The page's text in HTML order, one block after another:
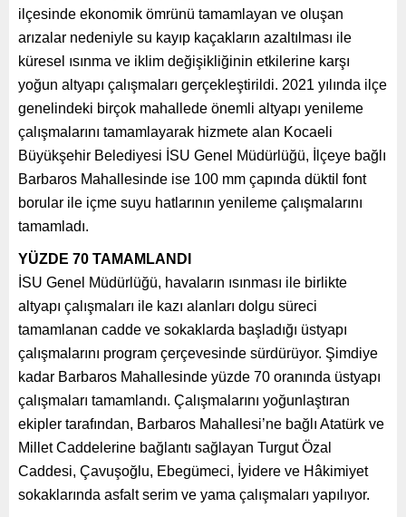
ilçesinde ekonomik ömrünü tamamlayan ve oluşan
arızalar nedeniyle su kayıp kaçakların azaltılması ile
küresel ısınma ve iklim değişikliğinin etkilerine karşı
yoğun altyapı çalışmaları gerçekleştirildi. 2021 yılında ilçe
genelindeki birçok mahallede önemli altyapı yenileme
çalışmalarını tamamlayarak hizmete alan Kocaeli
Büyükşehir Belediyesi İSU Genel Müdürlüğü, İlçeye bağlı
Barbaros Mahallesinde ise 100 mm çapında düktil font
borular ile içme suyu hatlarının yenileme çalışmalarını
tamamladı.
YÜZDE 70 TAMAMLANDI
İSU Genel Müdürlüğü, havaların ısınması ile birlikte
altyapı çalışmaları ile kazı alanları dolgu süreci
tamamlanan cadde ve sokaklarda başladığı üstyapı
çalışmalarını program çerçevesinde sürdürüyor. Şimdiye
kadar Barbaros Mahallesinde yüzde 70 oranında üstyapı
çalışmaları tamamlandı. Çalışmalarını yoğunlaştıran
ekipler tarafından, Barbaros Mahallesi’ne bağlı Atatürk ve
Millet Caddelerine bağlantı sağlayan Turgut Özal
Caddesi, Çavuşoğlu, Ebegümeci, İyidere ve Hâkimiyet
sokaklarında asfalt serim ve yama çalışmaları yapılıyor.